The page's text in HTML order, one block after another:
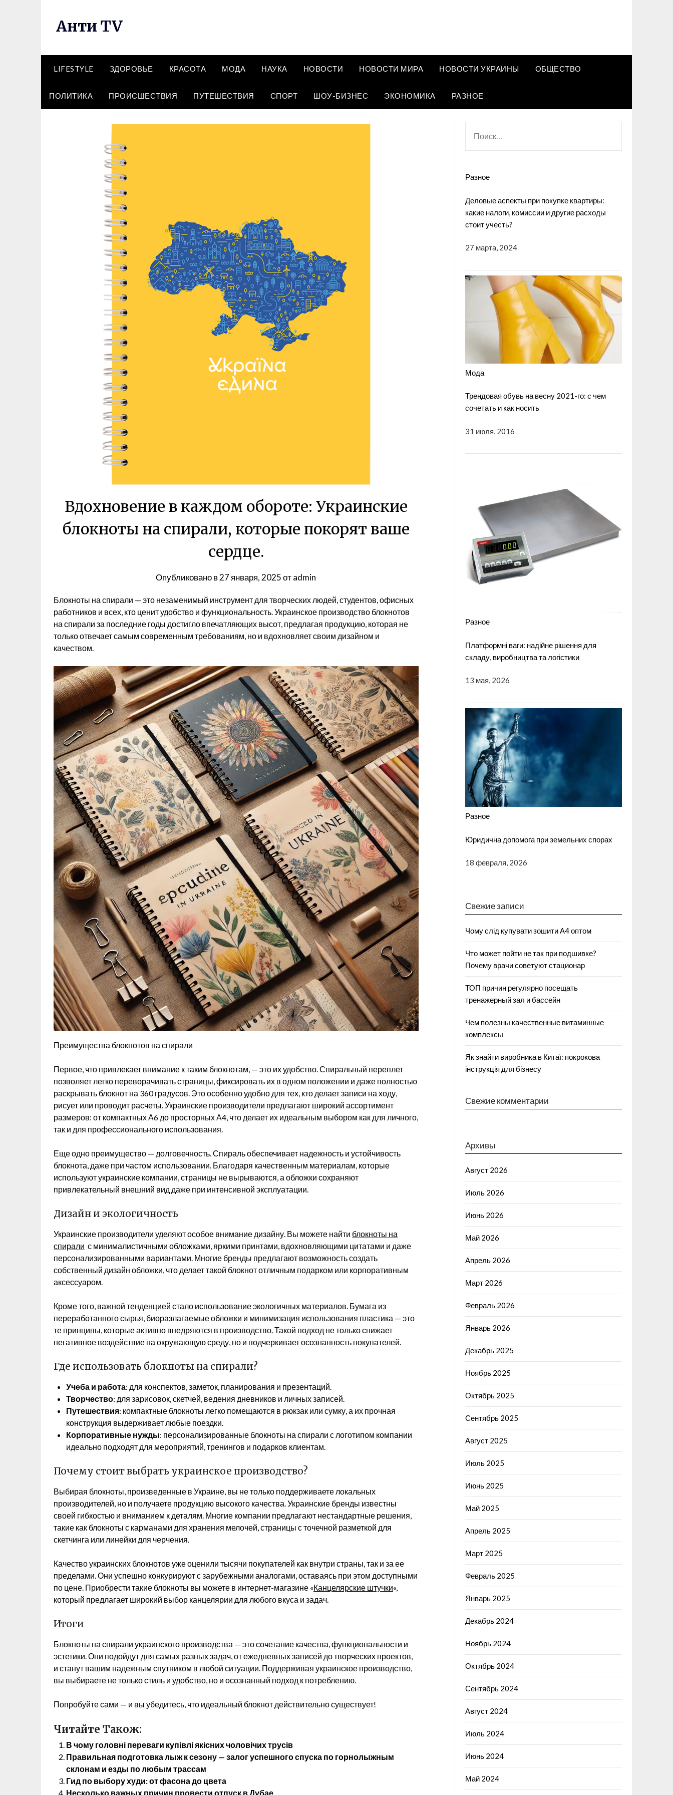
Анти TV
LIFESTYLE ЗДОРОВЬЕ КРАСОТА МОДА НАУКА НОВОСТИ НОВОСТИ МИРА НОВОСТИ УКРАИНЫ ОБЩЕСТВО
ПОЛИТИКА ПРОИСШЕСТВИЯ ПУТЕШЕСТВИЯ СПОРТ ШОУ-БИЗНЕС ЭКОНОМИКА РАЗНОЕ
Вдохновение в каждом обороте: Украинские
блокноты на спирали, которые покорят ваше
сердце.
Опубликовано в27 января, 2025отadmin
Блокноты на спирали — это незаменимый инструмент для творческих людей, студентов, офисных
работников и всех, кто ценит удобство и функциональность. Украинское производство блокнотов
на спирали за последние годы достигло впечатляющих высот, предлагая продукцию, которая не
только отвечает самым современным требованиям, но и вдохновляет своим дизайном и
качеством.
Преимущества блокнотов на спирали
Первое, что привлекает внимание к таким блокнотам, — это их удобство. Спиральный переплет
позволяет легко переворачивать страницы, фиксировать их в одном положении и даже полностью
раскрывать блокнот на 360 градусов. Это особенно удобно для тех, кто делает записи на ходу,
рисует или проводит расчеты. Украинские производители предлагают широкий ассортимент
размеров: от компактных А6 до просторных А4, что делает их идеальным выбором как для личного,
так и для профессионального использования.
Еще одно преимущество — долговечность. Спираль обеспечивает надежность и устойчивость
блокнота, даже при частом использовании. Благодаря качественным материалам, которые
используют украинские компании, страницы не вырываются, а обложки сохраняют
привлекательный внешний вид даже при интенсивной эксплуатации.
Дизайн и экологичность
Украинские производители уделяют особое внимание дизайну. Вы можете найти блокноты на
спирали с минималистичными обложками, яркими принтами, вдохновляющими цитатами и даже
персонализированными вариантами. Многие бренды предлагают возможность создать
собственный дизайн обложки, что делает такой блокнот отличным подарком или корпоративным
аксессуаром.
Кроме того, важной тенденцией стало использование экологичных материалов. Бумага из
переработанного сырья, биоразлагаемые обложки и минимизация использования пластика — это
те принципы, которые активно внедряются в производство. Такой подход не только снижает
негативное воздействие на окружающую среду, но и подчеркивает осознанность покупателей.
Где использовать блокноты на спирали?
Учеба и работа: для конспектов, заметок, планирования и презентаций.
Творчество: для зарисовок, скетчей, ведения дневников и личных записей.
Путешествия: компактные блокноты легко помещаются в рюкзак или сумку, а их прочная
конструкция выдерживает любые поездки.
Корпоративные нужды: персонализированные блокноты на спирали с логотипом компании
идеально подходят для мероприятий, тренингов и подарков клиентам.
Почему стоит выбрать украинское производство?
Выбирая блокноты, произведенные в Украине, вы не только поддерживаете локальных
производителей, но и получаете продукцию высокого качества. Украинские бренды известны
своей гибкостью и вниманием к деталям. Многие компании предлагают нестандартные решения,
такие как блокноты с карманами для хранения мелочей, страницы с точечной разметкой для
скетчинга или линейки для черчения.
Качество украинских блокнотов уже оценили тысячи покупателей как внутри страны, так и за ее
пределами. Они успешно конкурируют с зарубежными аналогами, оставаясь при этом доступными
по цене. Приобрести такие блокноты вы можете в интернет-магазине «Канцелярские штучки«,
который предлагает широкий выбор канцелярии для любого вкуса и задач.
Итоги
Блокноты на спирали украинского производства — это сочетание качества, функциональности и
эстетики. Они подойдут для самых разных задач, от ежедневных записей до творческих проектов,
и станут вашим надежным спутником в любой ситуации. Поддерживая украинское производство,
вы выбираете не только стиль и удобство, но и осознанный подход к потреблению.
Попробуйте сами — и вы убедитесь, что идеальный блокнот действительно существует!
Читайте Також:
В чому головні переваги купівлі якісних чоловічих трусів
Правильная подготовка лыж к сезону — залог успешного спуска по горнолыжным
склонам и езды по любым трассам
Гид по выбору худи: от фасона до цвета
Несколько важных причин провести отпуск в Дубае
Разное
Деловые аспекты при покупке квартиры:
какие налоги, комиссии и другие расходы
стоит учесть?
27 марта, 2024
Мода
Трендовая обувь на весну 2021-го: с чем
сочетать и как носить
31 июля, 2016
Разное
Платформні ваги: надійне рішення для
складу, виробництва та логістики
13 мая, 2026
Разное
Юридична допомога при земельних спорах
18 февраля, 2026
Свежие записи
Чому слід купувати зошити А4 оптом
Что может пойти не так при подшивке?
Почему врачи советуют стационар
ТОП причин регулярно посещать
тренажерный зал и бассейн
Чем полезны качественные витаминные
комплексы
Як знайти виробника в Китаї: покрокова
інструкція для бізнесу
Свежие комментарии
Архивы
Август 2026
Июль 2026
Июнь 2026
Май 2026
Апрель 2026
Март 2026
Февраль 2026
Январь 2026
Декабрь 2025
Ноябрь 2025
Октябрь 2025
Сентябрь 2025
Август 2025
Июль 2025
Июнь 2025
Май 2025
Апрель 2025
Март 2025
Февраль 2025
Январь 2025
Декабрь 2024
Ноябрь 2024
Октябрь 2024
Сентябрь 2024
Август 2024
Июль 2024
Июнь 2024
Май 2024